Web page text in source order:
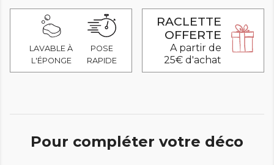
LAVABLE À
L'ÉPONGE
POSE
RAPIDE
RACLETTE
OFFERTE
A partir de
25€ d'achat
Pour compléter votre déco